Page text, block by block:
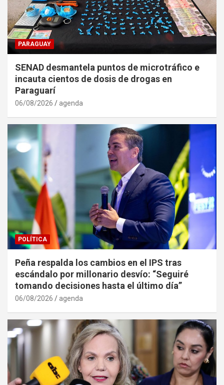
PARAGUAY
SENAD desmantela puntos de microtráfico e
incauta cientos de dosis de drogas en
Paraguarí
06/08/2026 agenda
POLÍTICA
Peña respalda los cambios en el IPS tras
escándalo por millonario desvío: “Seguiré
tomando decisiones hasta el último día”
06/08/2026 agenda